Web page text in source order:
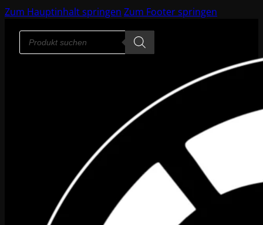
Zum Hauptinhalt springen Zum Footer springen
Products
search